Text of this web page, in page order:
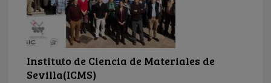
Instituto de Ciencia de Materiales de
Sevilla(ICMS)